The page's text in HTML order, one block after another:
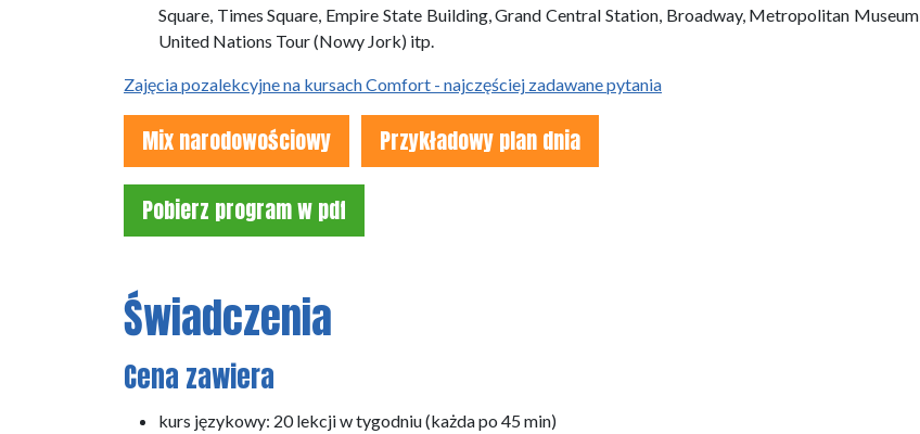
Square, Times Square, Empire State Building, Grand Central Station, Broadway, Metropolitan Museum,
United Nations Tour (Nowy Jork) itp.
Zajęcia pozalekcyjne na kursach Comfort - najczęściej zadawane pytania
Mix narodowościowy Przykładowy plan dnia
Pobierz program w pdf
Świadczenia
Cena zawiera
kurs językowy: 20 lekcji w tygodniu (każda po 45 min)